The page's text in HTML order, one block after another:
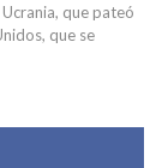
que pateó
que se